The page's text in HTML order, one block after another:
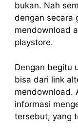
bukan. Nah
dengan secara
mendownload
playstore.
Dengan begitu
bisa dari link
mendownload.
informasi
tersebut, yang